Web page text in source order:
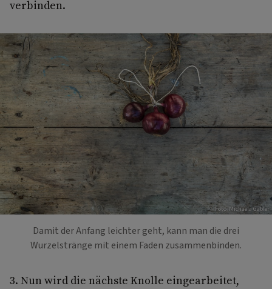
verbinden.
Foto: Michaela Gabler
Damit der Anfang leichter geht, kann man die drei
Wurzelstränge mit einem Faden zusammenbinden.
3. Nun wird die nächste Knolle eingearbeitet,